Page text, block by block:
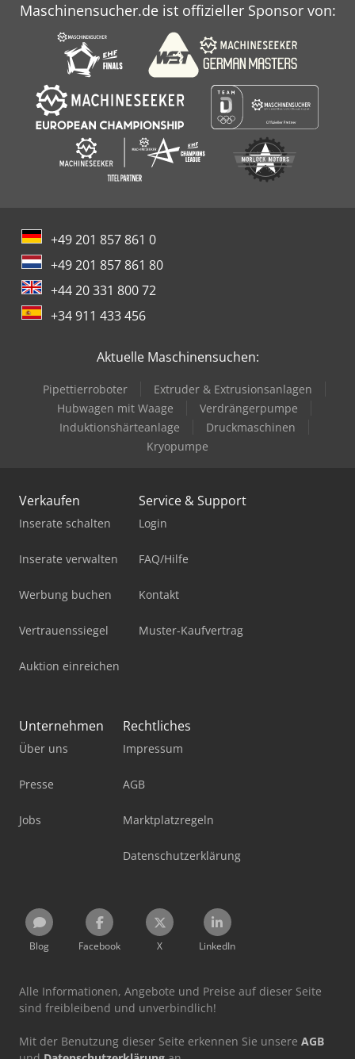
Maschinensucher.de ist offizieller Sponsor von:
+49 201 857 861 0
+49 201 857 861 80
+44 20 331 800 72
+34 911 433 456
Aktuelle Maschinensuchen:
Pipettierroboter
Extruder & Extrusionsanlagen
Hubwagen mit Waage
Verdrängerpumpe
Induktionshärteanlage
Druckmaschinen
Kryopumpe
Verkaufen
Inserate schalten
Inserate verwalten
Werbung buchen
Vertrauenssiegel
Auktion einreichen
Service & Support
Login
FAQ/Hilfe
Kontakt
Muster-Kaufvertrag
Unternehmen
Über uns
Presse
Jobs
Rechtliches
Impressum
AGB
Marktplatzregeln
Datenschutzerklärung
Blog Facebook X LinkedIn
Alle Informationen, Angebote und Preise auf dieser Seite
sind freibleibend und unverbindlich!
Mit der Benutzung dieser Seite erkennen Sie unsere AGB